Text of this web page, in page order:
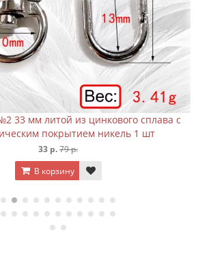
сплава с
1 шт
Карабин NN №3 33 мм
гальваническим